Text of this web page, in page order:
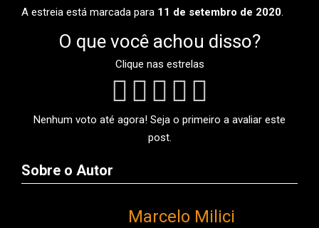
A estreia está marcada para 11 de setembro de 2020.
O que você achou disso?
Clique nas estrelas
Nenhum voto até agora! Seja o primeiro a avaliar este
post.
Sobre o Autor
Marcelo Milici